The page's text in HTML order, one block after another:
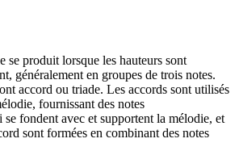
se produit lorsque les hauteurs sont
généralement en groupes de trois notes.
accord ou triade. Les accords sont utilisés
fournissant des notes
se fondent avec et supportent la mélodie, et
sont formées en combinant des notes